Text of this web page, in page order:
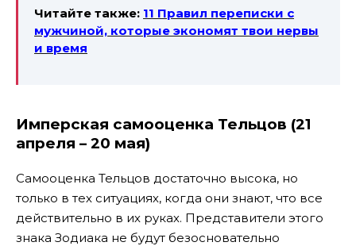
Читайте также: 11 Правил переписки с
мужчиной, которые экономят твои нервы
и время
Имперская самооценка Тельцов (21
апреля – 20 мая)
Самооценка Тельцов достаточно высока, но
только в тех ситуациях, когда они знают, что все
действительно в их руках. Представители этого
знака Зодиака не будут безосновательно